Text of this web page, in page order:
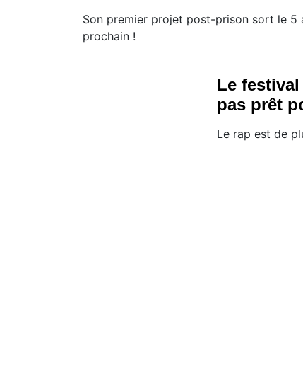
Son premier projet post-prison sort le 5
prochain !
Le
pas prêt
Le rap est de